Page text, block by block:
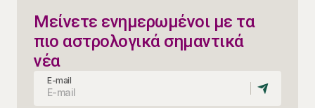
Μείνετε ενημερωμένοι με τα
πιο αστρολογικά σημαντικά
νέα
E-mail